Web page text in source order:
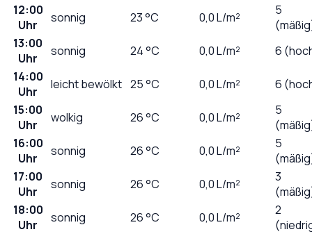
12:00
Uhr
sonnig 23°C 0,0L/m²
5
13:00
Uhr
sonnig 24°C 0,0L/m²
6
14:00
Uhr
leicht bewölkt 25°C 0,0L/m²
6
15:00
Uhr
wolkig 26°C 0,0L/m²
5
16:00
Uhr
sonnig 26°C 0,0L/m²
5
17:00
Uhr
sonnig 26°C 0,0L/m²
3
18:00
Uhr
sonnig 26°C 0,0L/m²
2